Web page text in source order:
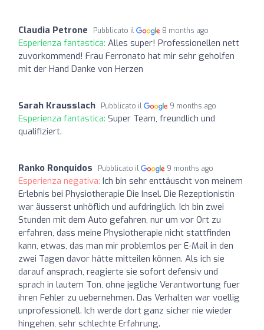
Claudia Petrone Pubblicato il 8 months ago
Esperienza fantastica: Alles super! Professionellen nett
zuvorkommend! Frau Ferronato hat mir sehr geholfen
mit der Hand Danke von Herzen
Sarah Krausslach Pubblicato il 9 months ago
Esperienza fantastica: Super Team, freundlich und
qualifiziert.
Ranko Ronquidos Pubblicato il 9 months ago
Esperienza negativa: Ich bin sehr enttäuscht von meinem
Erlebnis bei Physiotherapie Die Insel. Die Rezeptionistin
war äusserst unhöflich und aufdringlich. Ich bin zwei
Stunden mit dem Auto gefahren, nur um vor Ort zu
erfahren, dass meine Physiotherapie nicht stattfinden
kann, etwas, das man mir problemlos per E-Mail in den
zwei Tagen davor hätte mitteilen können. Als ich sie
darauf ansprach, reagierte sie sofort defensiv und
sprach in lautem Ton, ohne jegliche Verantwortung fuer
ihren Fehler zu uebernehmen. Das Verhalten war voellig
unprofessionell. Ich werde dort ganz sicher nie wieder
hingehen, sehr schlechte Erfahrung.